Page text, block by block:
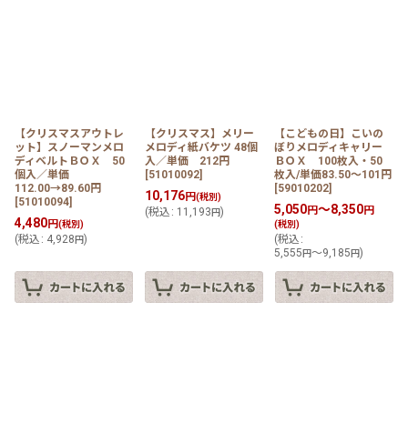
【クリスマスアウトレ
ット】スノーマンメロ
ディベルトＢＯＸ 50
個入／単価
112.00→89.60円
[51010094]
4,480円(税別)
(税込 : 4,928 円)
【クリスマス】メリー
メロディ紙バケツ 48個
入／単価 212円
[51010092]
10,176円(税別)
(税込 : 11,193 円)
【こどもの日】こいの
ぼりメロディキャリー
ＢＯＸ 100枚入・50
枚入/単価83.50〜101円
[59010202]
5,050円～8,350円
(税別)
(税込 :
5,555円～9,185円)